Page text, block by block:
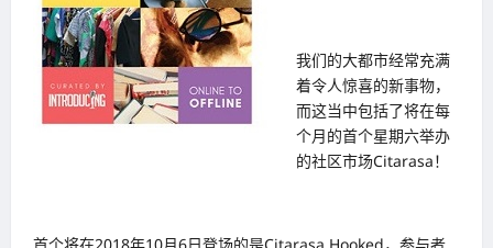
我们的大都市经常充满
着令人惊喜的新事物，
而这当中包括了将在每
个月的首个星期六举办
的社区市场Citarasa！